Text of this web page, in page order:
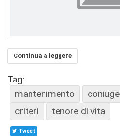
Continua a leggere
Tag:
mantenimento
coniuge
criteri
tenore di vita
Tweet